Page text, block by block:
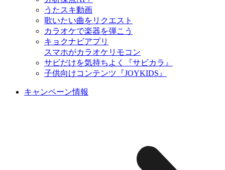
うたスキ動画
歌いたい曲をリクエスト
カラオケで楽器を弾こう
キョクナビアプリ
スマホがカラオケリモコン
サビだけを気持ちよく『サビカラ』
子供向けコンテンツ『JOYKIDS』
キャンペーン情報